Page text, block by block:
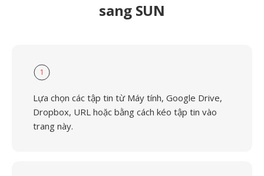
sang SUN
1
Lựa chọn các tập tin từ Máy tính, Google Drive,
Dropbox, URL hoặc bằng cách kéo tập tin vào
trang này.